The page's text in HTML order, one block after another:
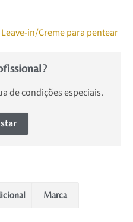
Leave-in/Creme para pentear
de condições especiais.
Marca